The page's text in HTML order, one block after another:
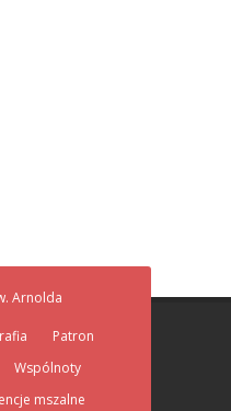
Arnolda
Patron
Wspólnoty
mszalne